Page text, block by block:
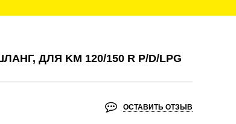
ДЛЯ KM 120/150 R P/D/LPG
ОСТАВИТЬ ОТЗЫВ